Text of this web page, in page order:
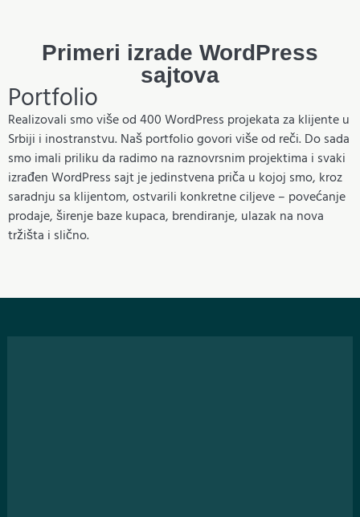
Primeri izrade WordPress
sajtova
Portfolio
Realizovali smo više od 400 WordPress projekata za klijente u
Srbiji i inostranstvu. Naš portfolio govori više od reči. Do sada
smo imali priliku da radimo na raznovrsnim projektima i svaki
izrađen WordPress sajt je jedinstvena priča u kojoj smo, kroz
saradnju sa klijentom, ostvarili konkretne ciljeve – povećanje
prodaje, širenje baze kupaca, brendiranje, ulazak na nova
tržišta i slično.